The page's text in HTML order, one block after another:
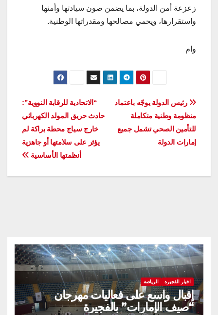
زعزعة أمن الدولة، بما يضمن صون سيادتها وأمنها
واستقرارها، ويحمي مصالحها ومقدراتها الوطنية.
وام
تصفّح
المقالات
“الاتحادية للرقابة النووية”:
حادث حريق المولد الكهربائي
خارج سياج محطة براكة لم
يؤثر على سلامتها أو جاهزية
أنظمتها الأساسية
رئيس الدولة يوجّه باعتماد
منظومة وطنية متكاملة
للتأمين الصحي تشمل جميع
إمارات الدولة
اخبار الفجيرة الرياضة
إقبال واسع على فعاليات مهرجان
“صيف الإمارات” بالفجيرة